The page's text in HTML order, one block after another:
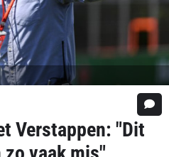
Verstappen: "Dit